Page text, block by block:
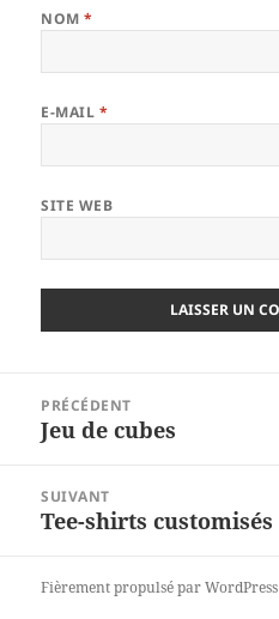
NOM*
E-MAIL *
SITE WEB
l’article
PRÉCÉDENT
Article
Jeu de cubes
SUIVANT
Article
Tee-shirts customisés
Fièrement propulsé par WordPress